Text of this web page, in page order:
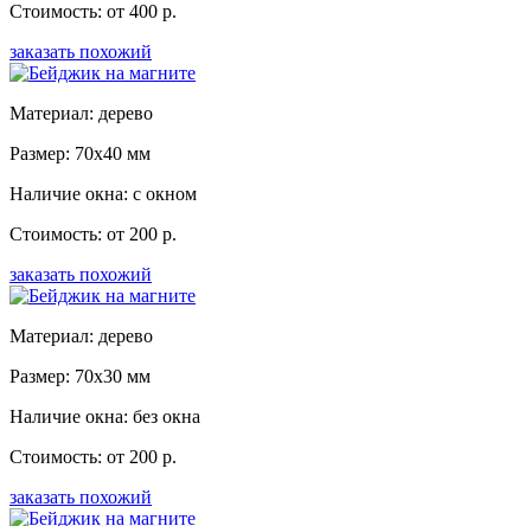
Стоимость: от 400 р.
заказать похожий
Материал: дерево
Размер: 70x40 мм
Наличие окна: с окном
Стоимость: от 200 р.
заказать похожий
Материал: дерево
Размер: 70x30 мм
Наличие окна: без окна
Стоимость: от 200 р.
заказать похожий